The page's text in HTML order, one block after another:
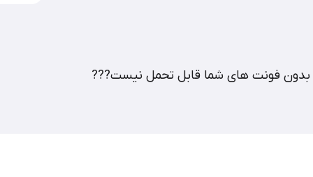
فونت های شما قابل تحمل نیست???